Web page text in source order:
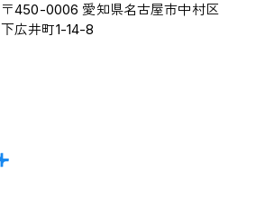
〒450-0006 愛知県名古屋市中村区
下広井町1-14-8